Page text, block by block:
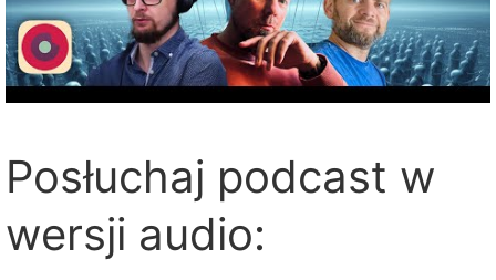
Posłuchaj podcast w
wersji audio: